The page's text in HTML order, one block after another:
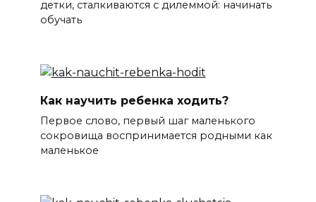
детки, сталкиваются с дилеммой: начинать
обучать
Как научить ребенка ходить?
Первое слово, первый шаг маленького
сокровища воспринимается родными как
маленькое